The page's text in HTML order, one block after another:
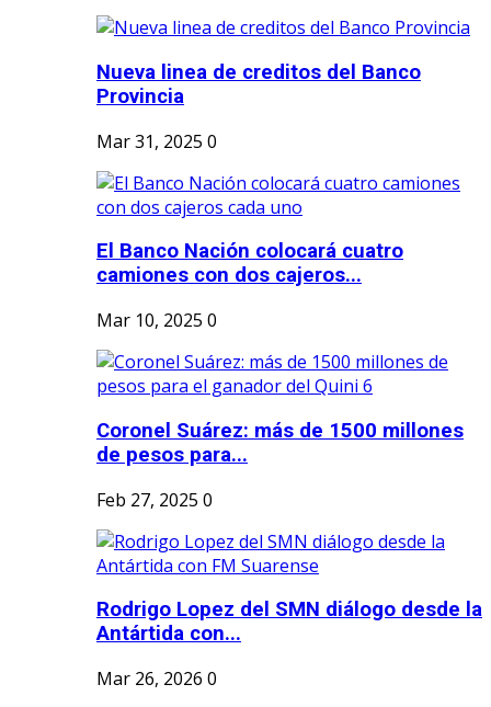
Nueva linea de creditos del Banco
Provincia
Mar 31, 2025 0
El Banco Nación colocará cuatro
camiones con dos cajeros...
Mar 10, 2025 0
Coronel Suárez: más de 1500 millones
de pesos para...
Feb 27, 2025 0
Rodrigo Lopez del SMN diálogo desde la
Antártida con...
Mar 26, 2026 0